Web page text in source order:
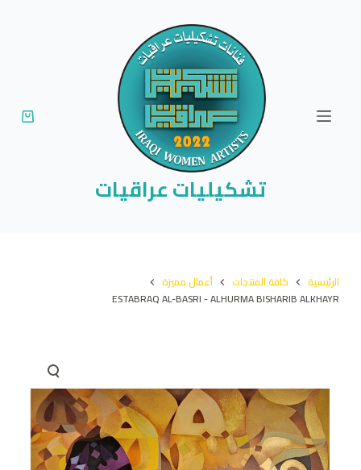
تشكيليات عراقيات
الرئيسية كافة المنتجات
أعمال مميزة
ESTABRAQ AL-BASRI - ALHURMA BISHARIB ALKHAYR